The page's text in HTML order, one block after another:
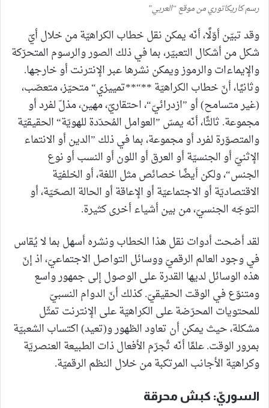
رسم كاريكاتوري من موقع “العربي”
وقد تبيّن أوّلًا، أنّه يمكن نقل خطاب الكراهيّة من خلال أيّ
شكل من أشكال التعبيّر، بما في ذلك الصور والرسوم المتحرّكة
والإيماءات والرموز ويمكن نشرها عبر الإنترنت أو خارجها.
وثانيًا، أنّ خطاب الكراهيّة **“**تمييزي“ متحيّز، متعصّب،
(غير متسامح) أو ”ازدرائيّ“، احتقاريّ، مهين، مذلّ لفرد أو
مجموعة. ثالثًا، أنّه يمسّ ”العوامل المُحدّدة للهويّة“ الحقيقيّة
والمتصوّرة لفرد أو مجموعة، بما في ذلك ”الدين أو الانتماء
الإثنيّ أو الجنسيّة أو العرق أو اللون أو النسب أو نوع
الجنس“، ولكن أيضًا خصائص مثل اللغة، أو الخلفيّة
الاقتصاديّة أو الاجتماعيّة أو الإعاقة أو الحالة الصحّيّة، أو
التوجّه الجنسيّ، من بين أشياء أخرى كثيرة.
لقد أضحت أدوات نقل هذا الخطاب ونشره أسهل بما لا يُقاس
في وجود العالم الرقميّ ووسائل التواصل الاجتماعيّ، اذ إنّ
هذه الوسائل لديها القدرة على الوصول إلى جمهور واسع
ومتنوّع في الوقت الحقيقيّ. كذلك أنّ الدوام النسبيّ
للمحتويات المحرّضة على الكراهيّة على الإنترنت تمثّل
مشكلة، حيث يمكن أن تعاود الظهور و(تعيد) اكتساب الشعبيّة
بمرور الوقت. علمًا أنّه تُجرّم الأفعال ذات الطبيعة العنصريّة
وكراهيّة الأجانب المرتكبة من خلال النظم الرقميّة.
السوريّ: كبش محرقة